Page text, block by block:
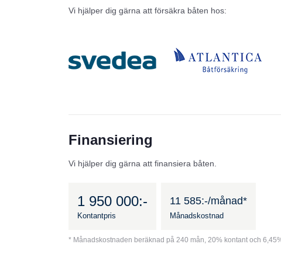
Vi hjälper dig gärna att försäkra båten hos:
Finansiering
Vi hjälper dig gärna att finansiera båten.
1 950 000:-
Kontantpris
11 585:-/månad*
Månadskostnad
* Månadskostnaden beräknad på 240 mån, 20% kontant och